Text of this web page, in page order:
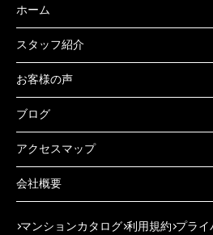
ホーム
スタッフ紹介
お客様の声
ブログ
アクセスマップ
会社概要
マンションカタログ 利用規約 プライ